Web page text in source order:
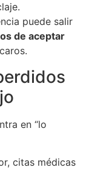
puede salir
de aceptar
en “lo
citas médicas